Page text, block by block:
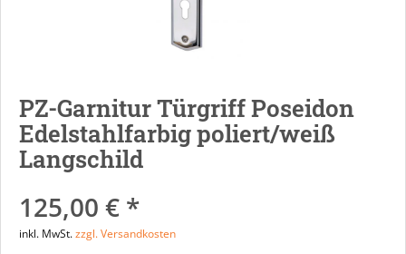
PZ-Garnitur Türgriff Poseidon
Edelstahlfarbig poliert/weiß
Langschild
125,00 € *
inkl. MwSt.zzgl. Versandkosten